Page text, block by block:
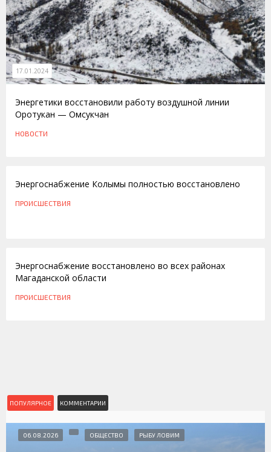
17.01.2024
Энергетики восстановили работу воздушной линии
Оротукан — Омсукчан
НОВОСТИ
Энергоснабжение Колымы полностью восстановлено
ПРОИСШЕСТВИЯ
Энергоснабжение восстановлено во всех районах
Магаданской области
ПРОИСШЕСТВИЯ
ПОПУЛЯРНОЕ КОММЕНТАРИИ
06.08.2026 ОБЩЕСТВО РЫБУ ЛОВИМ